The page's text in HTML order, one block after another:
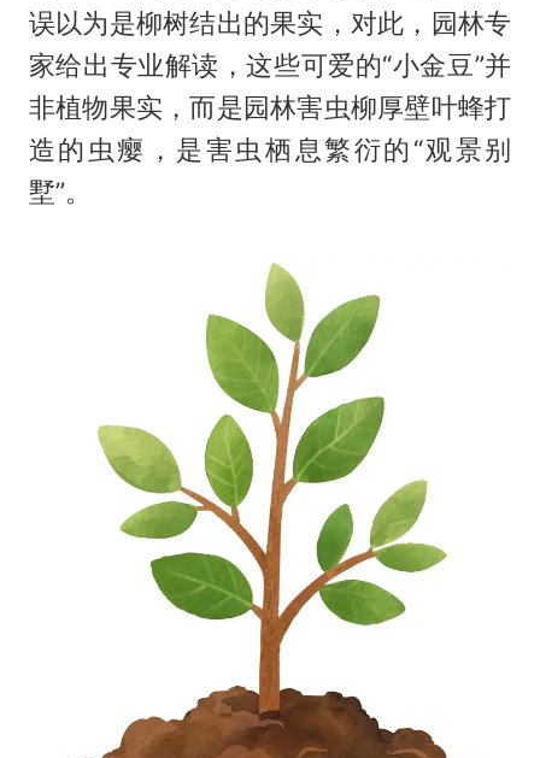
误以为是柳树结出的果实，对此，园林专
家给出专业解读，这些可爱的“小金豆”并
非植物果实，而是园林害虫柳厚壁叶蜂打
造的虫瘿，是害虫栖息繁衍的“观景别
墅”。